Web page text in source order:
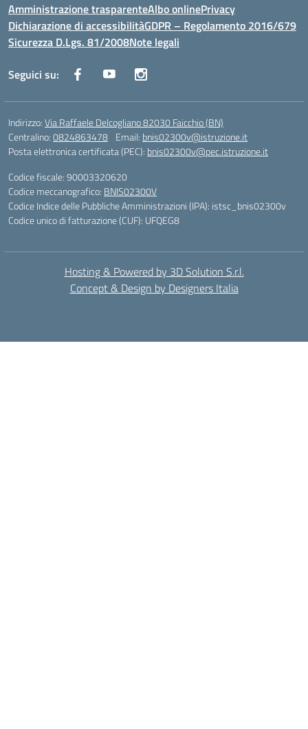
Amministrazione trasparenteAlbo onlinePrivacy
Dichiarazione di accessibilitàGDPR – Regolamento 2016/679
Sicurezza D.Lgs. 81/2008Note legali
Seguici su:
Indirizzo:Via Raffaele Delcogliano 82030 Faicchio (BN)
Centralino:0824863478 Email: bnis02300v@istruzione.it
Posta elettronica certificata (PEC): bnis02300v@pec.istruzione.it
Codice fiscale: 90003320620
Codice meccanografico: BNIS02300V
Codice Indice delle Pubbliche Amministrazioni (IPA): istsc_bnis02300v
Codice unico di fatturazione (CUF): UFQEG8
Hosting & Powered by 3D Solution S.r.l.
Concept & Design by Designers Italia